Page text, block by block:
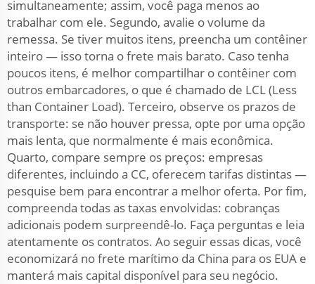
simultaneamente; assim, você paga menos ao
trabalhar com ele. Segundo, avalie o volume da
remessa. Se tiver muitos itens, preencha um contêiner
inteiro — isso torna o frete mais barato. Caso tenha
poucos itens, é melhor compartilhar o contêiner com
outros embarcadores, o que é chamado de LCL (Less
than Container Load). Terceiro, observe os prazos de
transporte: se não houver pressa, opte por uma opção
mais lenta, que normalmente é mais econômica.
Quarto, compare sempre os preços: empresas
diferentes, incluindo a CC, oferecem tarifas distintas —
pesquise bem para encontrar a melhor oferta. Por fim,
compreenda todas as taxas envolvidas: cobranças
adicionais podem surpreendê-lo. Faça perguntas e leia
atentamente os contratos. Ao seguir essas dicas, você
economizará no frete marítimo da China para os EUA e
manterá mais capital disponível para seu negócio.